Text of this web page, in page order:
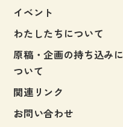
イベント
わたしたちについて
原稿・企画の持ち込みに
ついて
関連リンク
お問い合わせ